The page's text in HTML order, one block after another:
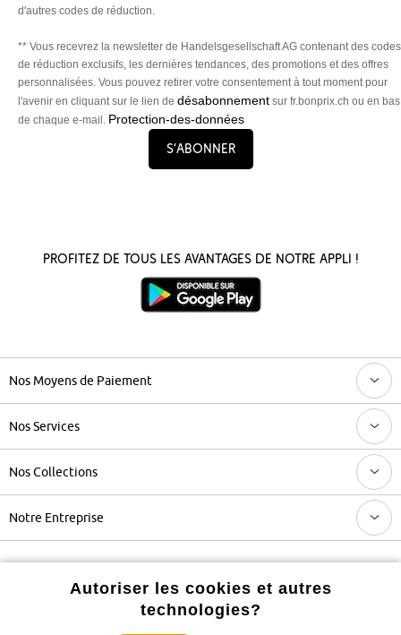
d'autres codes de réduction.
** Vous recevrez la newsletter de Handelsgesellschaft AG contenant des codes
de réduction exclusifs, les dernières tendances, des promotions et des offres
personnalisées. Vous pouvez retirer votre consentement à tout moment pour
l'avenir en cliquant sur le lien de désabonnement sur fr.bonprix.ch ou en bas
de chaque e-mail. Protection-des-données
S’abonner
Profitez de tous les avantages de notre appli !
Nos Moyens de Paiement
Nos Services
Nos Collections
Notre Entreprise
Autoriser les cookies et autres
technologies?